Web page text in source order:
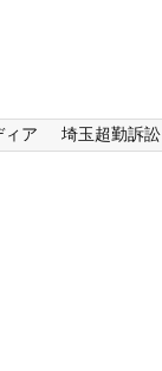
ィア 埼玉超勤訴訟